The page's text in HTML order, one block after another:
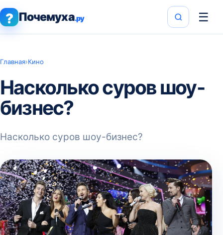
? Почемуха.ру ☰
Главная›Кино
Насколько суров шоу-
бизнес?
Насколько суров шоу-бизнес?